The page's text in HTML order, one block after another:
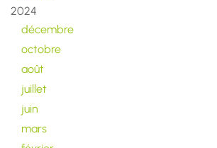
2024
décembre
octobre
août
juillet
juin
mars